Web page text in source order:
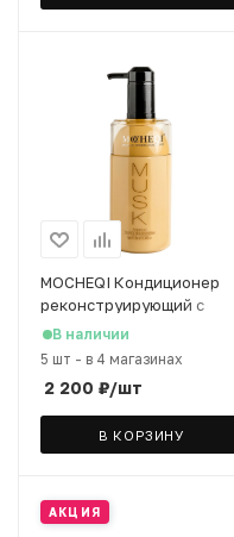
MOCHEQI Кондиционер
реконструирующий с
маслом арганы, 518 мл
В наличии
5 шт - в 4 магазинах
2 200 ₽/шт
В КОРЗИНУ
АКЦИЯ